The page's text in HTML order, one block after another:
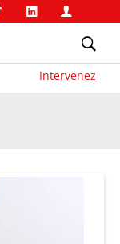
Intervenez